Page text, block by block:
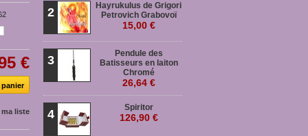
€
liste
2
Hayrukulus de Grigori
Petrovich Grabovoï
15,00 €
3
Pendule des
Batisseurs en laiton
Chromé
26,64 €
4 Spiritor
126,90 €